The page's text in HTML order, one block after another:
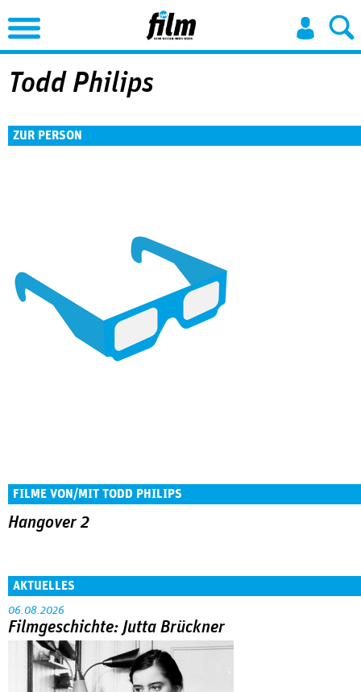
Jump to Navigation
Todd Philips
ZUR PERSON
FILME VON/MIT TODD PHILIPS
Hangover 2
AKTUELLES
06.08.2026
Filmgeschichte: Jutta Brückner